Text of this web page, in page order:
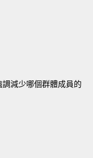
減少哪個群體成員的